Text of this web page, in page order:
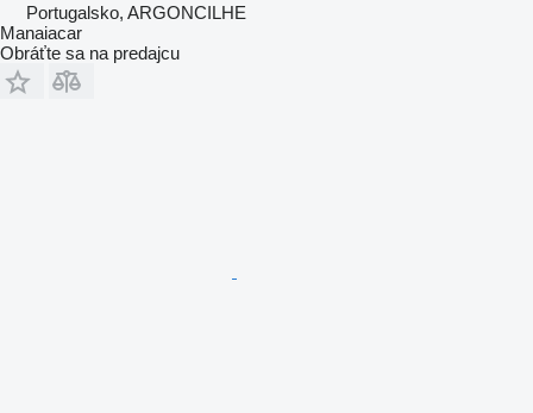
Portugalsko, ARGONCILHE
Manaiacar
Obráťte sa na predajcu